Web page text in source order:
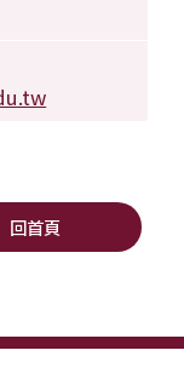
回首頁